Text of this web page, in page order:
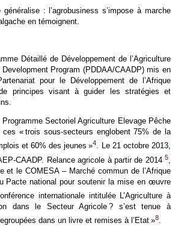
: l’agrobusiness s’impose à marche
en témoignent.
Détaillé de Développement de l’Agriculture
Program (PDDAA/CAADP) mis en
pour le Développement de l’Afrique
principes visant à guider les stratégies et
Sectoriel Agriculture Elevage Pêche
« trois sous-secteurs englobent 75% de la
et 60% des jeunes »4. Le 21 octobre 2013,
CAADP. Relance agricole à partir de 2014 5,
et le COMESA – Marché commun de l’Afrique
Pacte national pour soutenir la mise en œuvre
internationale intitulée L’Agriculture à
dans le Secteur Agricole ? s’est tenue à
dans un livre et remises à l’Etat »8.